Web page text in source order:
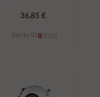
36,85 €
Stocks (2)